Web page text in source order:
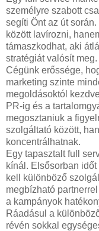
személyre szabott
segíti Önt az út
között lavírozni,
támaszkodhat, aki
stratégiát valósít meg.
Cégünk erőssége,
marketing szinte
megoldásoktól
PR-ig és a
megosztaniuk a
szolgáltató között,
koncentrálhatnak.
Egy tapasztalt full
kínál. Elsősorban
kell különböző
megbízható
a kampányok
Ráadásul a
révén sokkal